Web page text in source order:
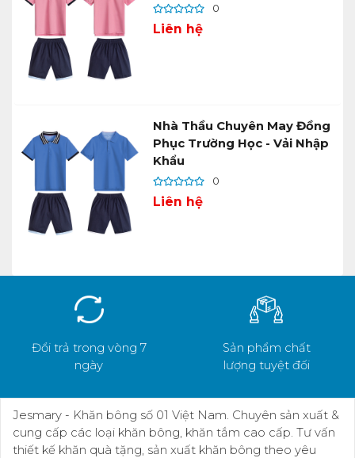
0
Liên hệ
Nhà Thầu Chuyên May Đồng
Phục Trường Học - Vải Nhập
Khẩu
0
Liên hệ
Đổi trả trong vòng 7
ngày
Sản phẩm chất
lượng tuyệt đối
Jesmary - Khăn bông số 01 Việt Nam. Chuyên sản xuất &
cung cấp các loại khăn bông, khăn tắm cao cấp. Tư vấn
thiết kế khăn quà tặng, sản xuất khăn bông theo yêu